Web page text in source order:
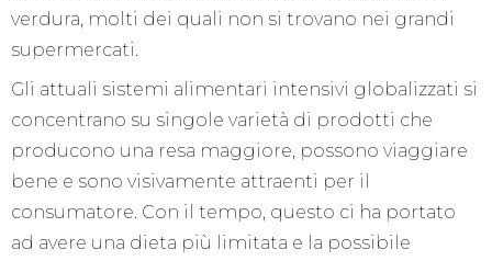
verdura, molti dei quali non si trovano nei grandi
supermercati.
Gli attuali sistemi alimentari intensivi globalizzati si
concentrano su singole varietà di prodotti che
producono una resa maggiore, possono viaggiare
bene e sono visivamente attraenti per il
consumatore. Con il tempo, questo ci ha portato
ad avere una dieta più limitata e la possibile